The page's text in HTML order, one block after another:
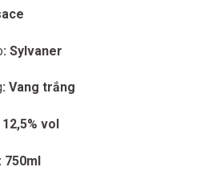
: Sylvaner
: Vang trắng
12,5% vol
: 750ml